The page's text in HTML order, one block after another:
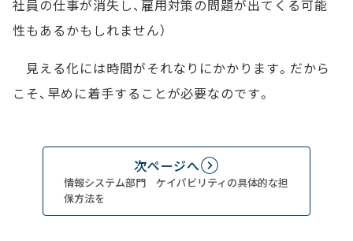
社員の仕事が消失し、雇用対策の問題が出てくる可能
性もあるかもしれません）
見える化には時間がそれなりにかかります。だから
こそ、早めに着手することが必要なのです。
次ページへ
情報システム部門 ケイパビリティの具体的な担
保方法を